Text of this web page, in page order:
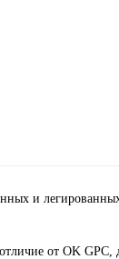
и
от OK GPC,